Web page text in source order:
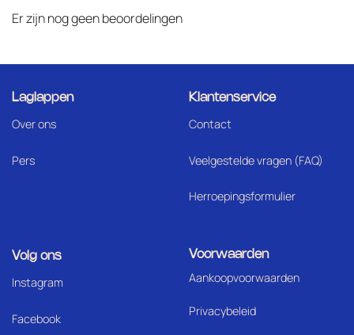
Er zijn nog geen beoordelingen
Laglappen
Over ons
Pers
Klantenservice
Contact
Veelgestelde vragen (FAQ)
Herroepingsformulier
Volg ons
Instagram
Facebook
Voorwaarden
Aankoopvoorwaarden
Privacybeleid